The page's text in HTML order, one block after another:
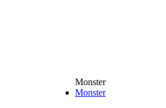
Monster
Monster